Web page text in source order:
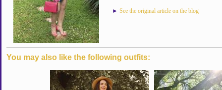
► See the original article on the blog
You may also like the following outfits: